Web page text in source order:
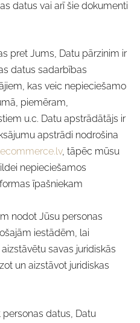
datus vai arī šie dokumenti
pret Jums, Datu pārzinim ir
datus sadarbības
kas veic nepieciešamo
piemēram,
u.c. Datu apstrādātājs ir
apstrādi nodrošina
, tāpēc mūsu
nepieciešamos
īpašniekam
nodot Jūsu personas
iestādēm, lai
savas juridiskās
un aizstāvot juridiskas
datus, Datu